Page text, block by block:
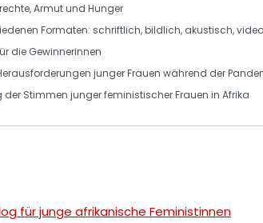
Armut und Hunger
Formaten: schriftlich,bildlich, akustisch,
die Gewinnerinnen
junger Frauen während der
der Stimmen junger feministischer Frauen in Afrika
für junge afrikanische Feministinnen